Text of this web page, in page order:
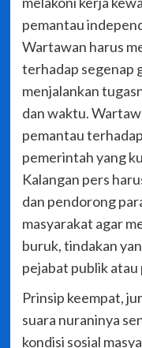
pemantau
Wartawan harus
terhadap segenap
menjalankan
dan waktu.
pemantau
pemerintah yang
Kalangan pers
dan pendorong
masyarakat agar
buruk, tindakan
pejabat publik atau
Prinsip keempat,
suara nuraninya
kondisi sosial